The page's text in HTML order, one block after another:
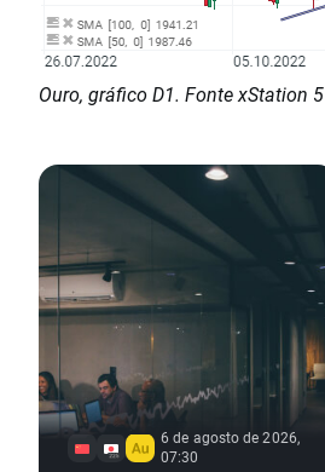
Ouro, gráfico D1. Fonte xStation 5
6 de agosto de 2026,
07:30